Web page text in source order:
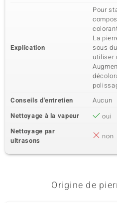
Explication
Pour
La
sous
utiliser
Conseils d'entretien
Aucun
Nettoyage à la vapeur
oui
Nettoyage par
ultrasons
non
Origine de